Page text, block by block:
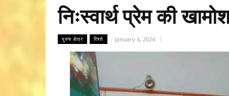
निःस्वार्थ प्रेम की
पुरुष क्षेत्र रिश्ते January 6, 2024